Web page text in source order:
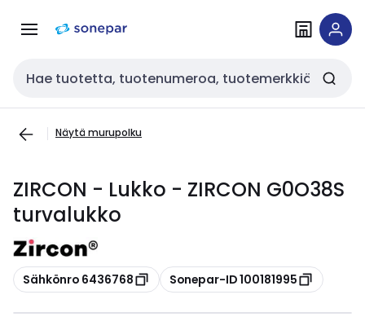
navigointiinsisältöön
Haku
Näytä murupolku
ZIRCON - Lukko - ZIRCON G0O38S
turvalukko
Kopioi
Sähkönro 6436768 Kopioi
Sonepar-ID 100181995